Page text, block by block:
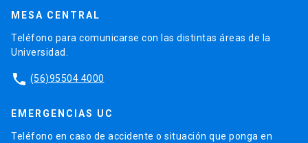
MESA CENTRAL
Teléfono para comunicarse con las distintas áreas de la
Universidad.
phone (56)95504 4000
EMERGENCIAS UC
Teléfono en caso de accidente o situación que ponga en